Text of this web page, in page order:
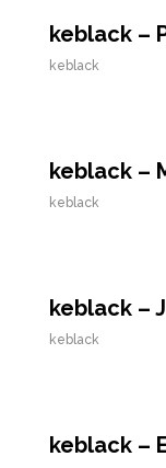
keblack –
keblack
keblack –
keblack
keblack –
keblack
keblack –